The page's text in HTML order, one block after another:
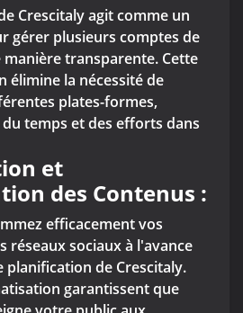
Crescitaly agit comme un
gérer plusieurs comptes de
manière transparente. Cette
élimine la nécessité de
plates-formes,
temps et des efforts dans
et
des Contenus :
efficacement vos
réseaux sociaux à l'avance
planification de Crescitaly.
garantissent que